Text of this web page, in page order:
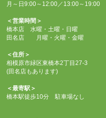
月～日9:00～12:00／13:00～19:00
＜営業時間＞
橋本店 水曜・土曜・日曜
田名店 月曜・火曜・金曜
＜住所＞
相模原市緑区東橋本2丁目27-3
(田名店もあります)
＜最寄駅＞
橋本駅徒歩10分 駐車場なし